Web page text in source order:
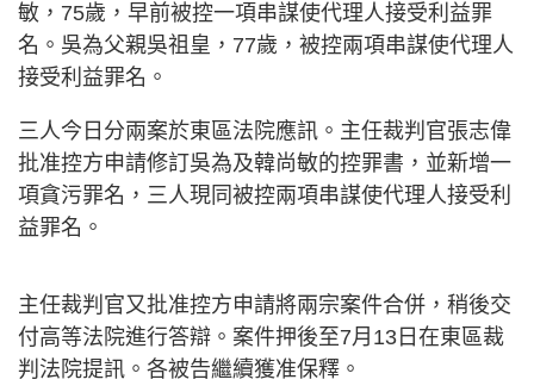
敏，75歲，早前被控一項串謀使代理人接受利益罪
名。吳為父親吳祖皇，77歲，被控兩項串謀使代理人
接受利益罪名。
三人今日分兩案於東區法院應訊。主任裁判官張志偉
批准控方申請修訂吳為及韓尚敏的控罪書，並新增一
項貪污罪名，三人現同被控兩項串謀使代理人接受利
益罪名。
主任裁判官又批准控方申請將兩宗案件合併，稍後交
付高等法院進行答辯。案件押後至7月13日在東區裁
判法院提訊。各被告繼續獲准保釋。